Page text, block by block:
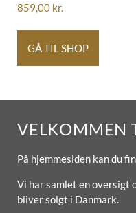
859,00 kr.
GÅ TIL SHOP
VELKOMMEN
På hjemmesiden kan du
Vi har samlet en oversigt
bliver solgt i Danmark.